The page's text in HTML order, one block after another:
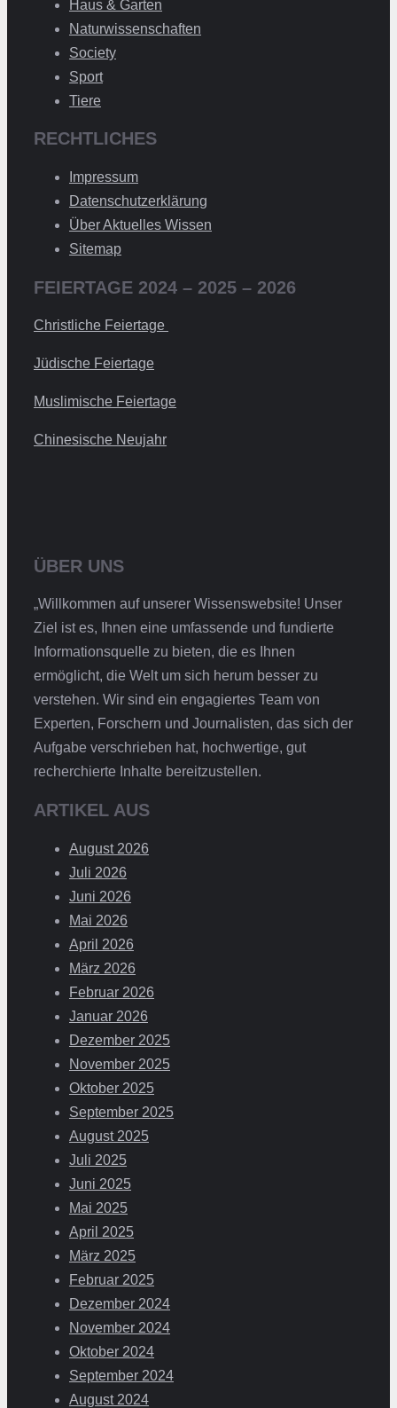
Haus & Garten
Naturwissenschaften
Society
Sport
Tiere
RECHTLICHES
Impressum
Datenschutzerklärung
Über Aktuelles Wissen
Sitemap
FEIERTAGE 2024 – 2025 – 2026
Christliche Feiertage
Jüdische Feiertage
Muslimische Feiertage
Chinesische Neujahr
ÜBER UNS
„Willkommen auf unserer Wissenswebsite! Unser
Ziel ist es, Ihnen eine umfassende und fundierte
Informationsquelle zu bieten, die es Ihnen
ermöglicht, die Welt um sich herum besser zu
verstehen. Wir sind ein engagiertes Team von
Experten, Forschern und Journalisten, das sich der
Aufgabe verschrieben hat, hochwertige, gut
recherchierte Inhalte bereitzustellen.
ARTIKEL AUS
August 2026
Juli 2026
Juni 2026
Mai 2026
April 2026
März 2026
Februar 2026
Januar 2026
Dezember 2025
November 2025
Oktober 2025
September 2025
August 2025
Juli 2025
Juni 2025
Mai 2025
April 2025
März 2025
Februar 2025
Dezember 2024
November 2024
Oktober 2024
September 2024
August 2024